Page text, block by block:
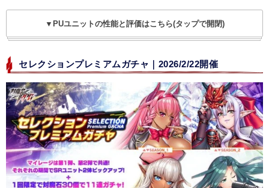
▼PUユニットの性能と評価はこちら(タップで開閉)
セレクションプレミアムガチャ｜2026/2/22開催